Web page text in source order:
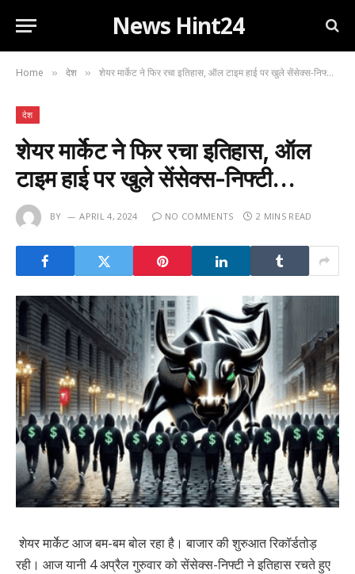
News Hint24
Home » देश » शेयर मार्केट ने फिर रचा इतिहास, ऑल टाइम हाई पर खुले सेंसेक्स-निफ्टी…
देश
शेयर मार्केट ने फिर रचा इतिहास, ऑल
टाइम हाई पर खुले सेंसेक्स-निफ्टी…
BY APRIL 4, 2024 NO COMMENTS 2 MINS READ
शेयर मार्केट आज बम-बम बोल रहा है। बाजार की शुरुआत रिकॉर्डतोड़
रही। आज यानी 4 अप्रैल गुरुवार को सेंसेक्स-निफ्टी ने इतिहास रचते हुए